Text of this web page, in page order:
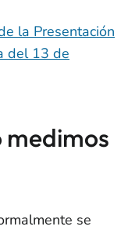
la Presentación
del 13 de
se